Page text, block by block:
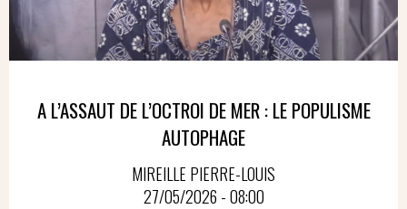
A L’ASSAUT DE L’OCTROI DE MER : LE POPULISME
AUTOPHAGE
MIREILLE PIERRE-LOUIS
27/05/2026 - 08:00